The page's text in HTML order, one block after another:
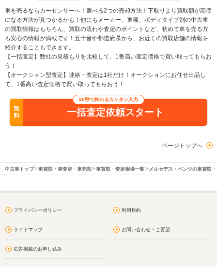
車を売るならカーセンサーへ！選べる2つの売却方法！下取りより買取額が高価
になる方法が見つかるかも！他にもメーカー、車種、ボディタイプ別の中古車
の買取情報はもちろん、買取の流れや査定のポイントなど、初めて車を売る方
も安心の情報が満載です！五十音や都道府県から、お近くの買取店舗の情報を
紹介することもできます。
【一括査定】数社の見積もりを比較して、1番高い査定価格で買い取ってもらお
う！
【オークション型査定】連絡・査定は1社だけ！オークションにお任せ出品し
て、1番高い査定価格で買い取ってもらおう！
無
料
90秒で終わるカンタン入力
一括査定依頼スタート
ページトップへ
中古車トップ 車買取・車査定・車売却 車買取・査定相場一覧 メルセデス・ベンツの車買取
プライバシーポリシー 利用規約
サイトマップ お問い合わせ・ご要望
広告掲載のお申し込み